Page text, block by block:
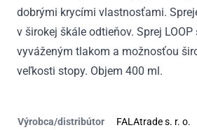
dobrými krycími vlastnosťami.
v širokej škále odtieňov. Sprej
vyváženým tlakom a možnosťou
veľkosti stopy. Objem 400 ml.
Výrobca/distribútor FALAtrade s. r. o.